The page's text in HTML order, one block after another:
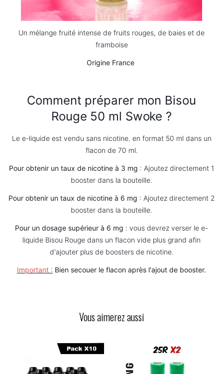
Un mélange fruité intense de fruits rouges, de baies et de
framboise
Origine France
Comment préparer mon Bisou
Rouge 50 ml Swoke ?
Le e-liquideest vendu sans nicotine. en format 50 ml dans un
flacon de 70 ml.
Pour obtenir un taux de nicotine à 3 mg : Ajoutez directement 1
booster dans la bouteille.
Pour obtenir un taux de nicotineà 6 mg : Ajoutez directement 2
booster dans la bouteille.
Pour un dosage supérieur à 6 mg : vous devrez verser le e-
liquide Bisou Rouge dans un flacon vide plus grand afin
d'ajouter plus de boosters de nicotine.
Important : Bien secouer le flacon après l'ajout de booster.
Vous aimerez aussi